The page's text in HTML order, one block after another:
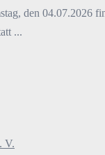
den 04.07.2026
...
V.